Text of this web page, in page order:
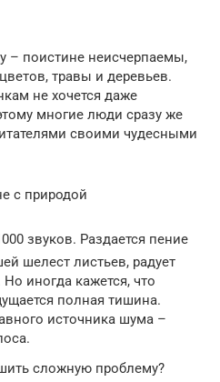
– поистине неисчерпаемы,
травы и деревьев.
не хочется даже
многие люди сразу же
своими чудесными
с природой
звуков. Раздается пение
шелест листьев, радует
Но иногда кажется, что
полная тишина.
источника шума –
сложную проблему?